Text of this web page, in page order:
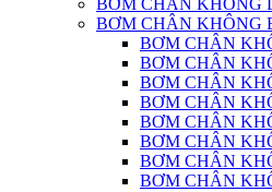
BƠM CHÂN KHÔNG
BƠM CHÂN KHÔNG
BƠM CHÂN
BƠM CHÂN
BƠM CHÂN
BƠM CHÂN
BƠM CHÂN
BƠM CHÂN
BƠM CHÂN
BƠM CHÂN